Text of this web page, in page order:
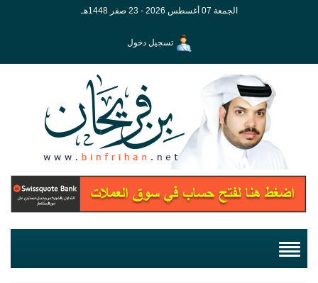
الجمعة 07 أغسطس 2026 - 23 صفر 1448هـ
تسجيل دخول